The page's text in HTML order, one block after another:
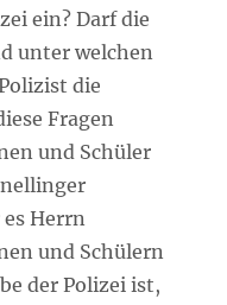
ein? Darf die
unter welchen
die
Fragen
und Schüler
Herrn
und Schülern
der Polizei ist,